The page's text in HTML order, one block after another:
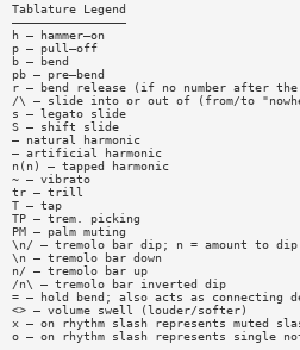
Tablature Legend
————————————————
h — hammer—on
p — pull—off
b — bend
pb — pre—bend
r — bend release (if no number after
/\ — slide into or out of (from/to
s — legato slide
S — shift slide
— natural harmonic
— artificial harmonic
n(n) — tapped harmonic
~ — vibrato
tr — trill
T — tap
TP — trem. picking
PM — palm muting
\n/ — tremolo bar dip; n = amount to dip
\n — tremolo bar down
n/ — tremolo bar up
/n\ — tremolo bar inverted dip
= — hold bend; also acts as connecting
<> — volume swell (louder/softer)
x — on rhythm slash represents muted
o — on rhythm slash represents single